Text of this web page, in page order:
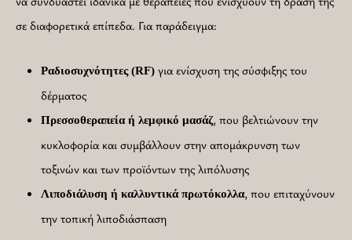
σε διαφορετικά επίπεδα. Για παράδειγμα:
Ραδιοσυχνότητες (RF) για ενίσχυση της σύσφιξης του
δέρματος
Πρεσσοθεραπεία ή λεμφικό μασάζ, που βελτιώνουν την
κυκλοφορία και συμβάλλουν στην απομάκρυνση των
τοξινών και των προϊόντων της λιπόλυσης
Λιποδιάλυση ή καλλυντικά πρωτόκολλα, που επιταχύνουν
την τοπική λιποδιάσπαση